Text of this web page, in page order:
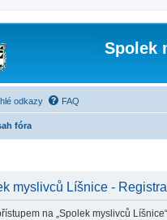
Spolek
odkazy FAQ
fóra
myslivců Líšnice -
na „Spolek myslivců